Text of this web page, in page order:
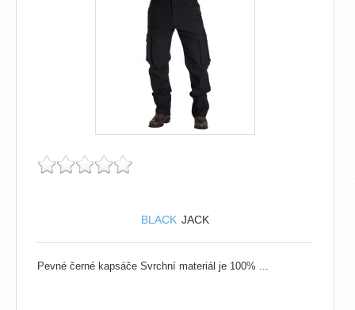
BLACK JACK
Pevné černé kapsáče Svrchní materiál je 100% ...